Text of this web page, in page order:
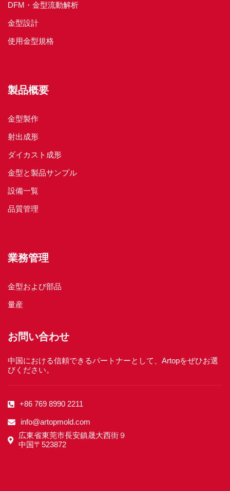
DFM・金型流動解析
金型設計
使用金型規格
製品概要
金型製作
射出成形
ダイカスト成形
金型と製品サンプル
設備一覧
品質管理
業務管理
金型および部品
量産
お問い合わせ
中国における信頼できるパートナーとして、Artopをぜひお選
びください。
+86 769 8990 2211
info@artopmold.com
広東省東莞市長安鎮晟大西街９
中国〒523872